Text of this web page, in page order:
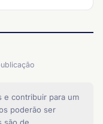
e contribuir para um
poderão ser
são de